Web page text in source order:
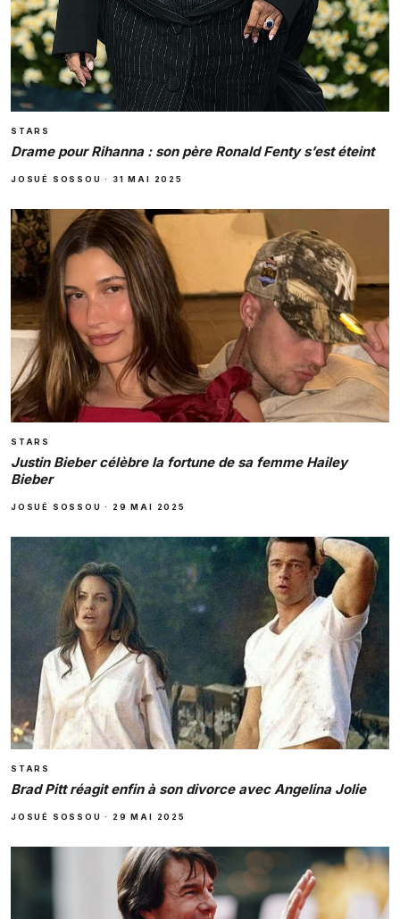
STARS
Drame pour Rihanna : son père Ronald Fenty s’est éteint
JOSUÉ SOSSOU · 31 MAI 2025
STARS
Justin Bieber célèbre la fortune de sa femme Hailey
Bieber
JOSUÉ SOSSOU · 29 MAI 2025
STARS
Brad Pitt réagit enfin à son divorce avec Angelina Jolie
JOSUÉ SOSSOU · 29 MAI 2025